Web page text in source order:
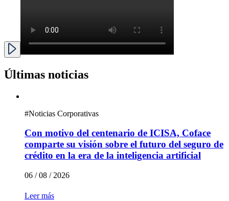
Últimas noticias
#Noticias Corporativas
Con motivo del centenario de ICISA, Coface
comparte su visión sobre el futuro del seguro de
crédito en la era de la inteligencia artificial
06 / 08 / 2026
Leer más